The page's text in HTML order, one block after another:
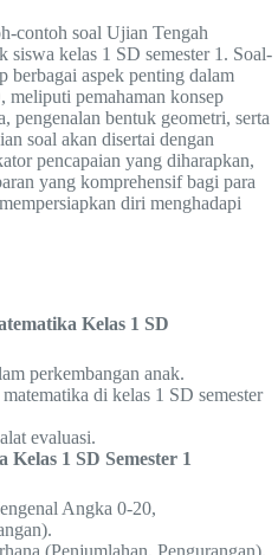
contoh soal Ujian Tengah
siswa kelas 1 SD semester 1. Soal-
berbagai aspek penting dalam
pemahaman konsep
pengenalan bentuk geometri, serta
soal akan disertai dengan
pencapaian yang diharapkan,
yang komprehensif bagi para
diri menghadapi
Kelas 1 SD
perkembangan anak.
di kelas 1 SD semester
evaluasi.
1 SD Semester 1
Angka 0-20,